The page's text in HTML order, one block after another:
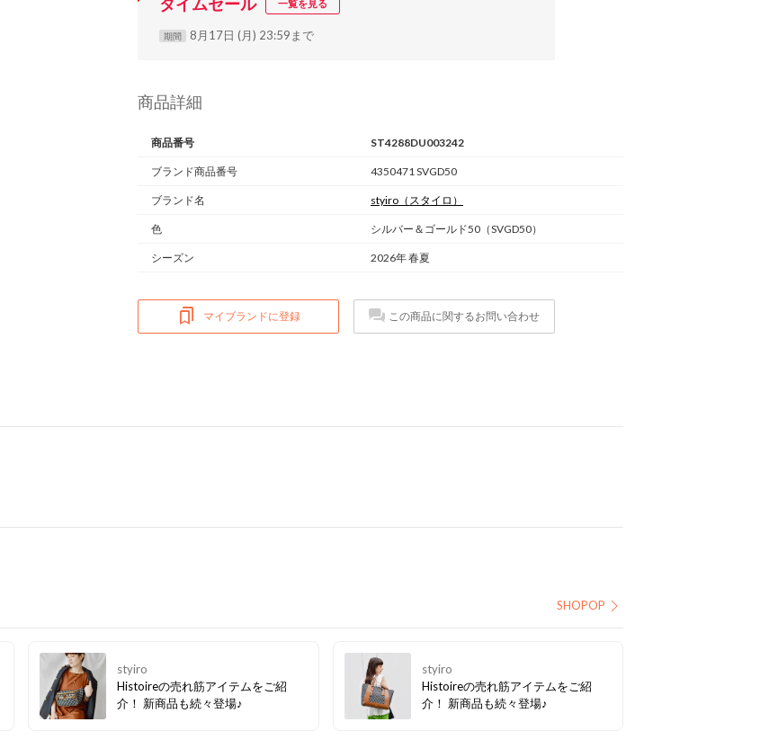
一覧を見る
期間 8月17日 (月) 23:59まで
商品詳細
商品番号 ST4288DU003242
ブランド商品番号 4350471 SVGD50
ブランド名 styiro （スタイロ）
色 シルバー＆ゴールド50（SVGD50）
シーズン 2026年 春夏
マイブランドに登録 この商品に関するお問い合わせ
SHOPOP
styiro
Histoireの売れ筋アイテムをご紹
介！ 新商品も続々登場♪
styiro
Histoireの売れ筋アイテムをご紹
介！ 新商品も続々登場♪